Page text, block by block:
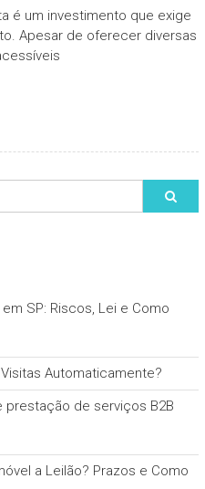
é um investimento que exige
Apesar de oferecer diversas
SP: Riscos, Lei e Como
Automaticamente?
de serviços B2B
a Leilão? Prazos e Como